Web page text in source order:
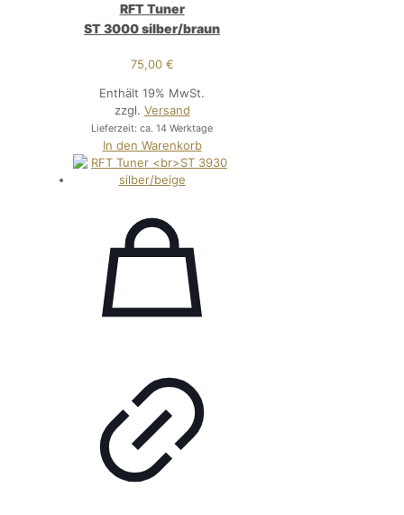
RFT Tuner
ST 3000 silber/braun
75,00 €
Enthält 19% MwSt.
zzgl. Versand
Lieferzeit: ca. 14 Werktage
In den Warenkorb